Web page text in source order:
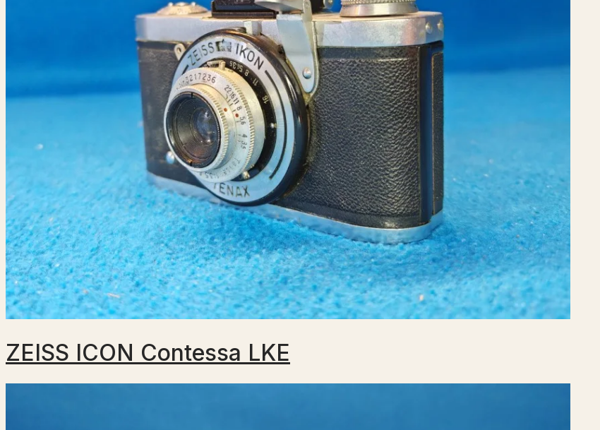
ZEISS ICON Contessa LKE